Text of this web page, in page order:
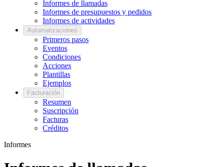
Informes de llamadas
Informes de presupuestos y pedidos
Informes de actividades
Automatizaciones
Primeros pasos
Eventos
Condiciones
Acciones
Plantillas
Ejemplos
Facturación
Resumen
Suscripción
Facturas
Créditos
Informes